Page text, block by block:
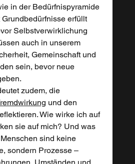
in der Bedürfnispyramide
erfüllt
Selbstverwirklichung
auch in unserem
Gemeinschaft und
sein, bevor neue
zudem, die
und den
Wie wirke ich auf
sie auf mich? Und was
sind keine
sondern Prozesse –